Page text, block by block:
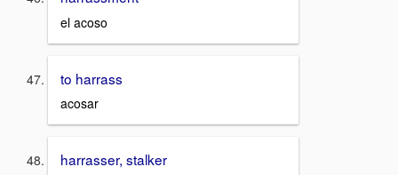
el acoso
to harrass
acosar
harrasser, stalker